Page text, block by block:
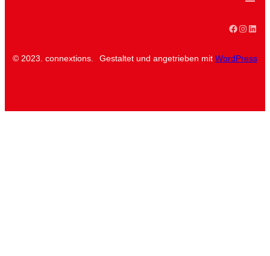
Facebook
© 2023. connextions. Gestaltet und angetrieben mit WordPress